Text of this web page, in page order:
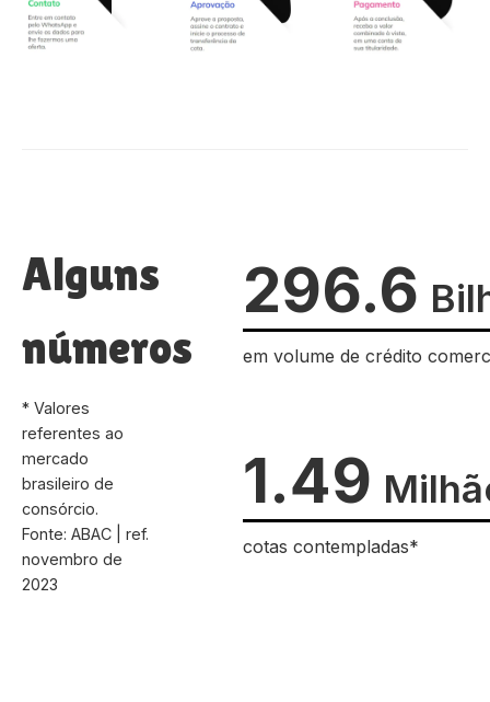
Alguns
números
* Valores
referentes ao
mercado
brasileiro de
consórcio.
Fonte: ABAC | ref.
novembro de
2023
296.6
em volume de crédito
1.49
cotas contempladas*